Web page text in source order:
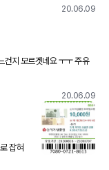
20.06.09
지 모르겟네요 ㅜㅜ 주유
20.06.09
잡혀